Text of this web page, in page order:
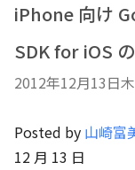
iPhone 向け
SDK for iOS
2012年12月13日
Posted by 山崎富
12 月 13 日